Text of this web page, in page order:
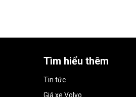
Tìm hiểu thêm
Tin tức
Giá xe Volvo